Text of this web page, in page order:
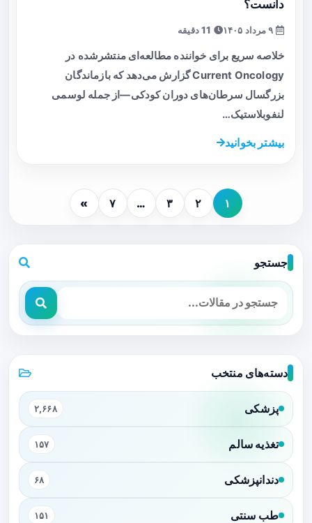
دانست؟
خلاصه سریع برای خواننده مطالعه‌ای منتشرشده در
Current Oncology گزارش می‌دهد که بازماندگان
بزرگسال سرطان‌های دوران کودکی—از جمله لوسمی
لنفوبلاستیک…
بیشتر بخوانید
۱ ۲ ۳ … ۷ »
جستجو
دسته‌های منتخب
پزشکی ۲,۶۶۸
تغذیه سالم ۱۵۷
دندانپزشکی ۶۸
طب سنتی ۱۵۱